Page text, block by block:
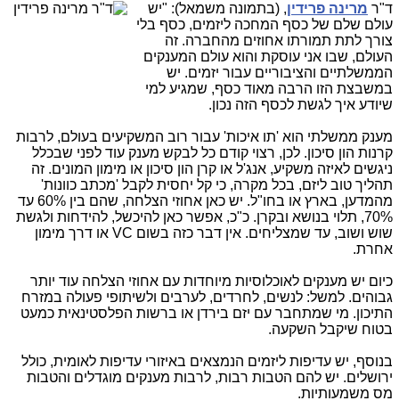
ד"ר מרינה פרידין, (בתמונה משמאל): "יש
עולם שלם של כסף המחכה ליזמים, כסף בלי
צורך לתת תמורתו אחוזים מהחברה. זה
העולם, שבו אני עוסקת והוא עולם המענקים
הממשלתיים והציבוריים עבור יזמים. יש
במשבצת הזו הרבה מאוד כסף, שמגיע למי
שיודע איך לגשת לכסף הזה נכון.
מענק ממשלתי הוא 'תו איכות' עבור רוב המשקיעים בעולם, לרבות
קרנות הון סיכון. לכן, רצוי קודם כל לבקש מענק עוד לפני שבכלל
ניגשים לאיזה משקיע, אנג'ל או קרן הון סיכון או מימון המונים. זה
תהליך טוב ליזם, בכל מקרה, כי קל יחסית לקבל 'מכתב כוונות'
מהמדען, בארץ או בחו"ל. יש כאן אחוזי הצלחה, שהם בין 60% עד
70%, תלוי בנושא ובקרן. כ"כ, אפשר כאן להיכשל, להידחות ולגשת
שוש ושוב, עד שמצליחים. אין דבר כזה בשום VC או דרך מימון
אחרת.
כיום יש מענקים לאוכלוסיות מיוחדות עם אחוזי הצלחה עוד יותר
גבוהים. למשל: לנשים, לחרדים, לערבים ולשיתופי פעולה במזרח
התיכון. מי שמתחבר עם יזם בירדן או ברשות הפלסטינאית כמעט
בטוח שיקבל השקעה.
בנוסף, יש עדיפות ליזמים הנמצאים באיזורי עדיפות לאומית, כולל
ירושלים. יש להם הטבות רבות, לרבות מענקים מוגדלים והטבות
מס משמעותיות.